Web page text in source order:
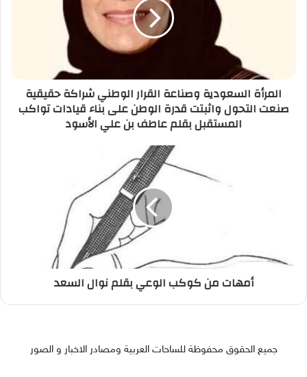
المرأة السعودية وصناعة القرار الوطني شراكة حقيقية
صنعت التحول واثبتت قدرة الوطن على بناء قيادات تواكب
المستقبل بقلم عاطف بن علي الأسود
أمهات من كوكب الوعي بقلم نوال السعد
جميع الحقوق محفوظة للساحات العربية ومصادر الاخبار و الصور